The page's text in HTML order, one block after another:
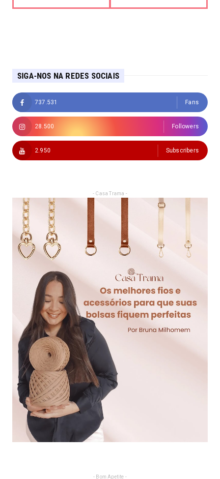
SIGA-NOS NA REDES SOCIAIS
737.531 Fans
28.500 Followers
2.950 Subscribers
- Casa Trama -
- Bom Apetite -